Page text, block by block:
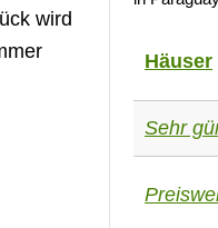
wird
Häuser
Sehr